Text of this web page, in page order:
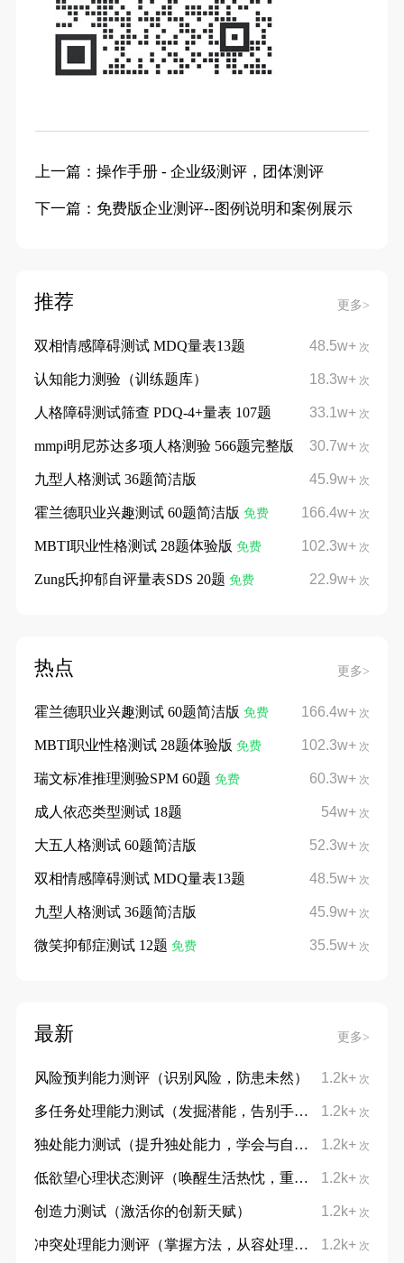
上一篇：操作手册 - 企业级测评，团体测评
下一篇：免费版企业测评--图例说明和案例展示
推荐 更多>
48.5w+ 次
双相情感障碍测试 MDQ量表13题
18.3w+ 次
认知能力测验（训练题库）
33.1w+ 次
人格障碍测试筛查 PDQ-4+量表 107题
30.7w+ 次
mmpi明尼苏达多项人格测验 566题完整版
45.9w+ 次
九型人格测试 36题简洁版
166.4w+ 次
霍兰德职业兴趣测试 60题简洁版 免费
102.3w+ 次
MBTI职业性格测试 28题体验版 免费
22.9w+ 次
Zung氏抑郁自评量表SDS 20题 免费
热点 更多>
166.4w+ 次
霍兰德职业兴趣测试 60题简洁版 免费
102.3w+ 次
MBTI职业性格测试 28题体验版 免费
60.3w+ 次
瑞文标准推理测验SPM 60题 免费
54w+ 次
成人依恋类型测试 18题
52.3w+ 次
大五人格测试 60题简洁版
48.5w+ 次
双相情感障碍测试 MDQ量表13题
45.9w+ 次
九型人格测试 36题简洁版
35.5w+ 次
微笑抑郁症测试 12题 免费
最新 更多>
1.2k+ 次
风险预判能力测评（识别风险，防患未然）
1.2k+ 次
多任务处理能力测试（发掘潜能，告别手忙脚乱）
1.2k+ 次
独处能力测试（提升独处能力，学会与自己对话）
1.2k+ 次
低欲望心理状态测评（唤醒生活热忱，重拾向上力量）
1.2k+ 次
创造力测试（激活你的创新天赋）
1.2k+ 次
冲突处理能力测评（掌握方法，从容处理分歧）